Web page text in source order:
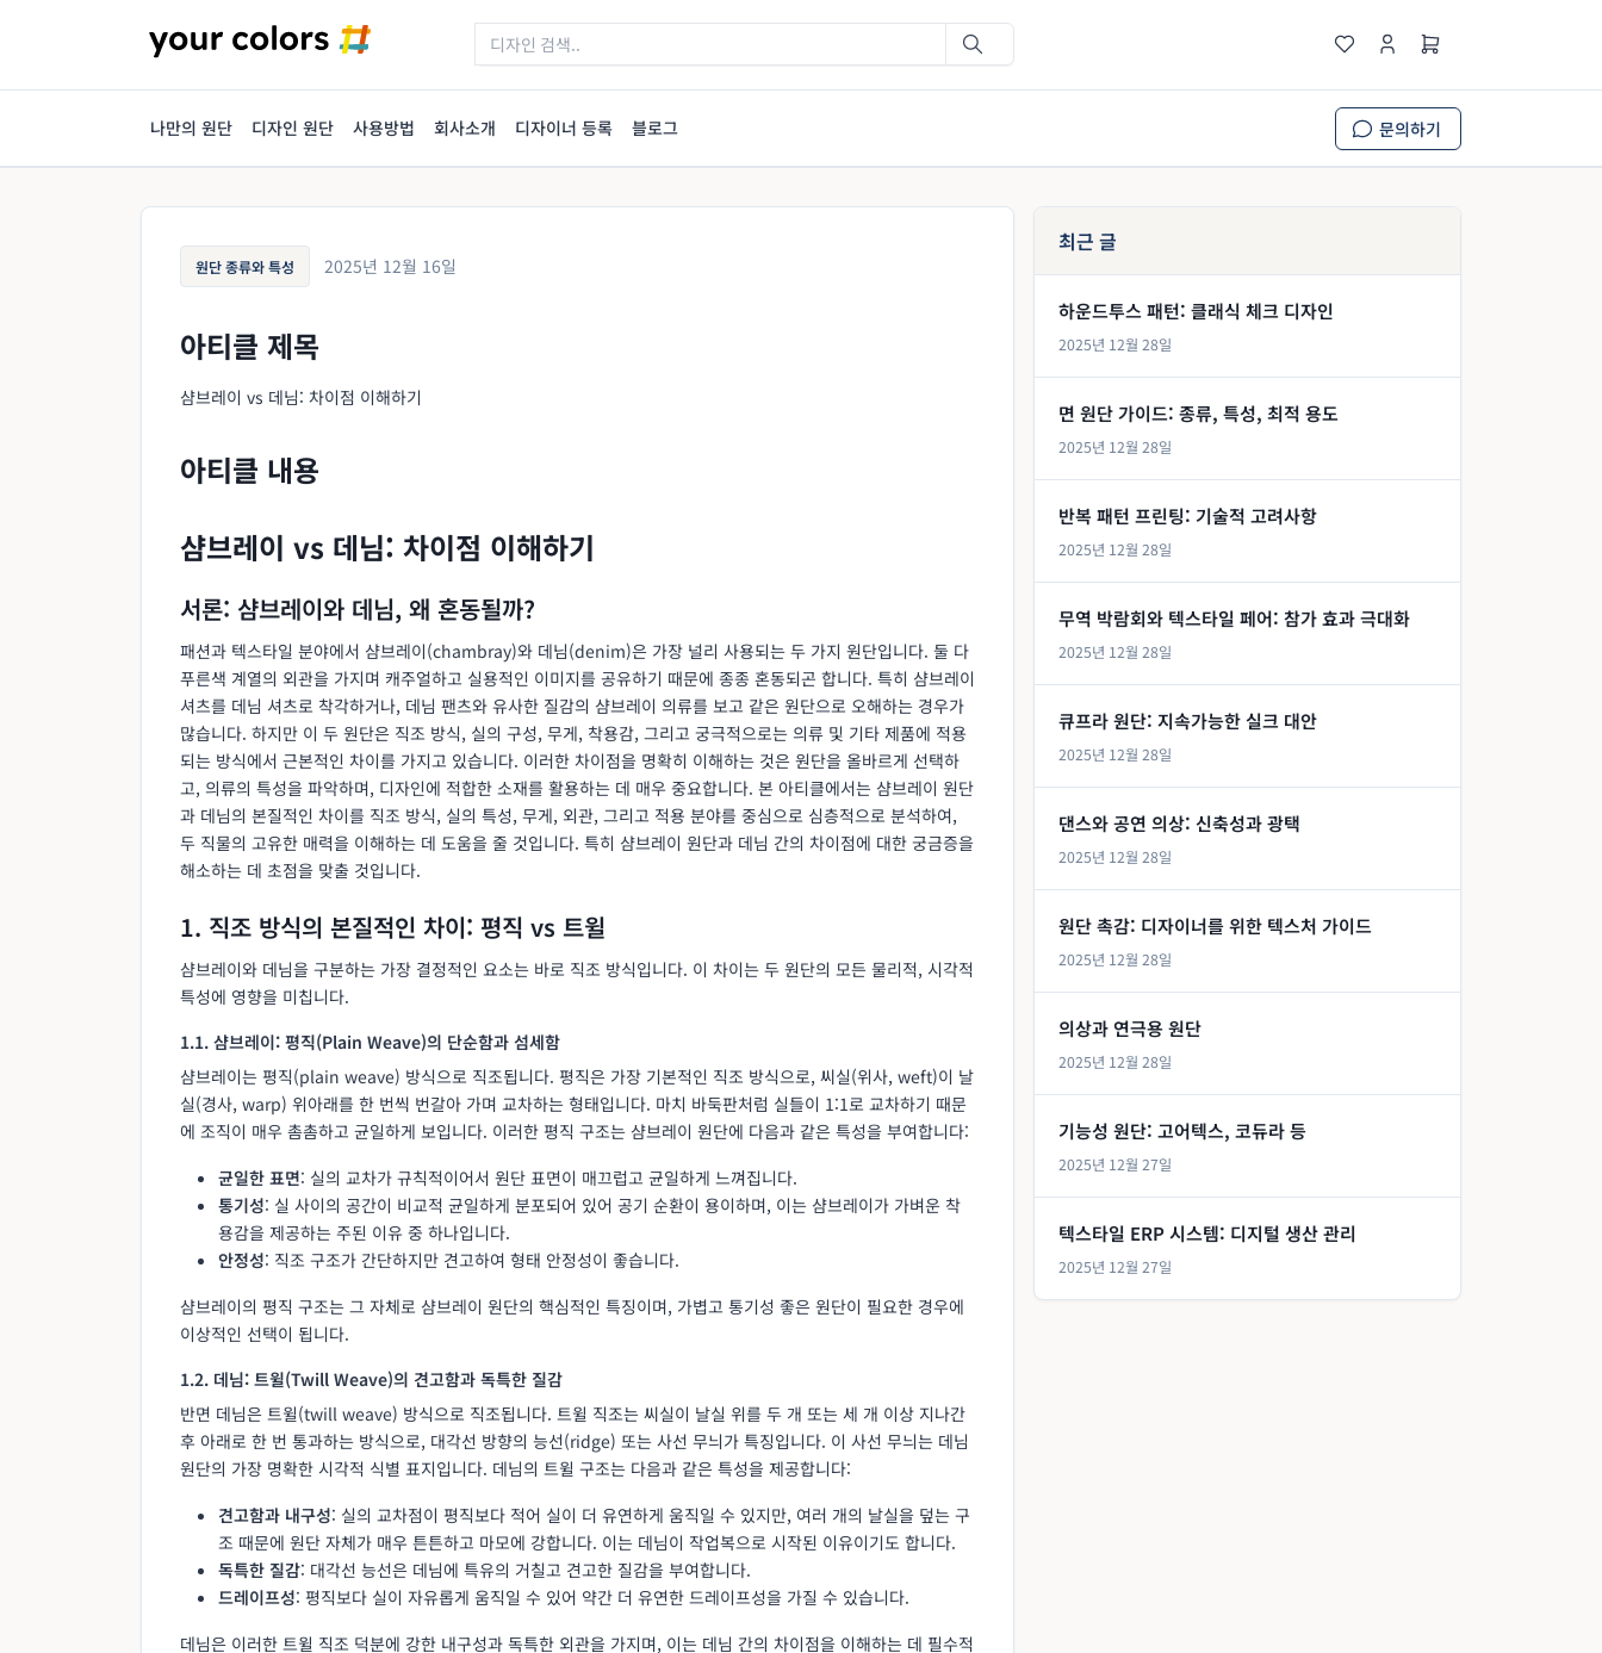
나만의 원단 디자인 원단 사용방법 회사소개 디자이너 등록 블로그 문의하기
원단 종류와 특성 2025년 12월 16일
아티클 제목
샴브레이 vs 데님: 차이점 이해하기
아티클 내용
샴브레이 vs 데님: 차이점 이해하기
서론: 샴브레이와 데님, 왜 혼동될까?
패션과 텍스타일 분야에서 샴브레이(chambray)와 데님(denim)은 가장 널리 사용되는 두 가지 원단입니다. 둘 다
푸른색 계열의 외관을 가지며 캐주얼하고 실용적인 이미지를 공유하기 때문에 종종 혼동되곤 합니다. 특히 샴브레이
셔츠를 데님 셔츠로 착각하거나, 데님 팬츠와 유사한 질감의 샴브레이 의류를 보고 같은 원단으로 오해하는 경우가
많습니다. 하지만 이 두 원단은 직조 방식, 실의 구성, 무게, 착용감, 그리고 궁극적으로는 의류 및 기타 제품에 적용
되는 방식에서 근본적인 차이를 가지고 있습니다. 이러한 차이점을 명확히 이해하는 것은 원단을 올바르게 선택하
고, 의류의 특성을 파악하며, 디자인에 적합한 소재를 활용하는 데 매우 중요합니다. 본 아티클에서는 샴브레이 원단
과 데님의 본질적인 차이를 직조 방식, 실의 특성, 무게, 외관, 그리고 적용 분야를 중심으로 심층적으로 분석하여,
두 직물의 고유한 매력을 이해하는 데 도움을 줄 것입니다. 특히 샴브레이 원단과 데님 간의 차이점에 대한 궁금증을
해소하는 데 초점을 맞출 것입니다.
1. 직조 방식의 본질적인 차이: 평직 vs 트윌
샴브레이와 데님을 구분하는 가장 결정적인 요소는 바로 직조 방식입니다. 이 차이는 두 원단의 모든 물리적, 시각적
특성에 영향을 미칩니다.
1.1. 샴브레이: 평직(Plain Weave)의 단순함과 섬세함
샴브레이는 평직(plain weave) 방식으로 직조됩니다. 평직은 가장 기본적인 직조 방식으로, 씨실(위사, weft)이 날
실(경사, warp) 위아래를 한 번씩 번갈아 가며 교차하는 형태입니다. 마치 바둑판처럼 실들이 1:1로 교차하기 때문
에 조직이 매우 촘촘하고 균일하게 보입니다. 이러한 평직 구조는 샴브레이 원단에 다음과 같은 특성을 부여합니다:
균일한 표면: 실의 교차가 규칙적이어서 원단 표면이 매끄럽고 균일하게 느껴집니다.
통기성: 실 사이의 공간이 비교적 균일하게 분포되어 있어 공기 순환이 용이하며, 이는 샴브레이가 가벼운 착
용감을 제공하는 주된 이유 중 하나입니다.
안정성: 직조 구조가 간단하지만 견고하여 형태 안정성이 좋습니다.
샴브레이의 평직 구조는 그 자체로 샴브레이 원단의 핵심적인 특징이며, 가볍고 통기성 좋은 원단이 필요한 경우에
이상적인 선택이 됩니다.
1.2. 데님: 트윌(Twill Weave)의 견고함과 독특한 질감
반면 데님은 트윌(twill weave) 방식으로 직조됩니다. 트윌 직조는 씨실이 날실 위를 두 개 또는 세 개 이상 지나간
후 아래로 한 번 통과하는 방식으로, 대각선 방향의 능선(ridge) 또는 사선 무늬가 특징입니다. 이 사선 무늬는 데님
원단의 가장 명확한 시각적 식별 표지입니다. 데님의 트윌 구조는 다음과 같은 특성을 제공합니다:
견고함과 내구성: 실의 교차점이 평직보다 적어 실이 더 유연하게 움직일 수 있지만, 여러 개의 날실을 덮는 구
조 때문에 원단 자체가 매우 튼튼하고 마모에 강합니다. 이는 데님이 작업복으로 시작된 이유이기도 합니다.
독특한 질감: 대각선 능선은 데님에 특유의 거칠고 견고한 질감을 부여합니다.
드레이프성: 평직보다 실이 자유롭게 움직일 수 있어 약간 더 유연한 드레이프성을 가질 수 있습니다.
데님은 이러한 트윌 직조 덕분에 강한 내구성과 독특한 외관을 가지며, 이는 데님 간의 차이점을 이해하는 데 필수적
최근 글
하운드투스 패턴: 클래식 체크 디자인
2025년 12월 28일
면 원단 가이드: 종류, 특성, 최적 용도
2025년 12월 28일
반복 패턴 프린팅: 기술적 고려사항
2025년 12월 28일
무역 박람회와 텍스타일 페어: 참가 효과 극대화
2025년 12월 28일
큐프라 원단: 지속가능한 실크 대안
2025년 12월 28일
댄스와 공연 의상: 신축성과 광택
2025년 12월 28일
원단 촉감: 디자이너를 위한 텍스처 가이드
2025년 12월 28일
의상과 연극용 원단
2025년 12월 28일
기능성 원단: 고어텍스, 코듀라 등
2025년 12월 27일
텍스타일 ERP 시스템: 디지털 생산 관리
2025년 12월 27일